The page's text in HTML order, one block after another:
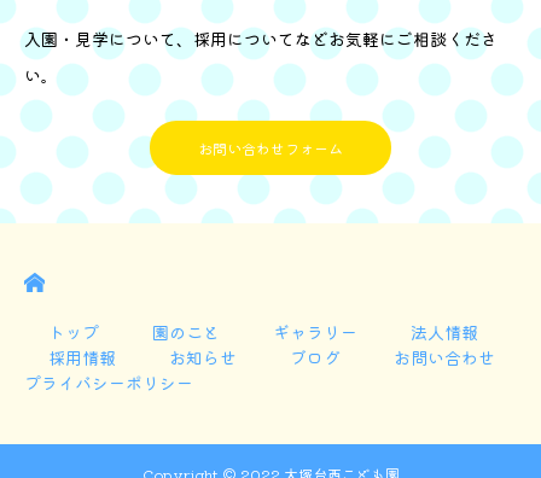
入園・見学について、採用についてなどお気軽にご相談くださ
い。
お問い合わせフォーム
トップ 園のこと ギャラリー
法人情報
採用情報
お知らせ ブログ
お問い合わせ
プライバシーポリシー